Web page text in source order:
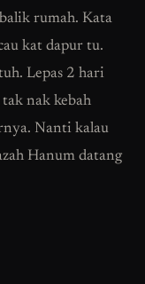
rumah. Kata
kat dapur tu.
Lepas 2 hari
nak kebah
Nanti kalau
Hanum datang